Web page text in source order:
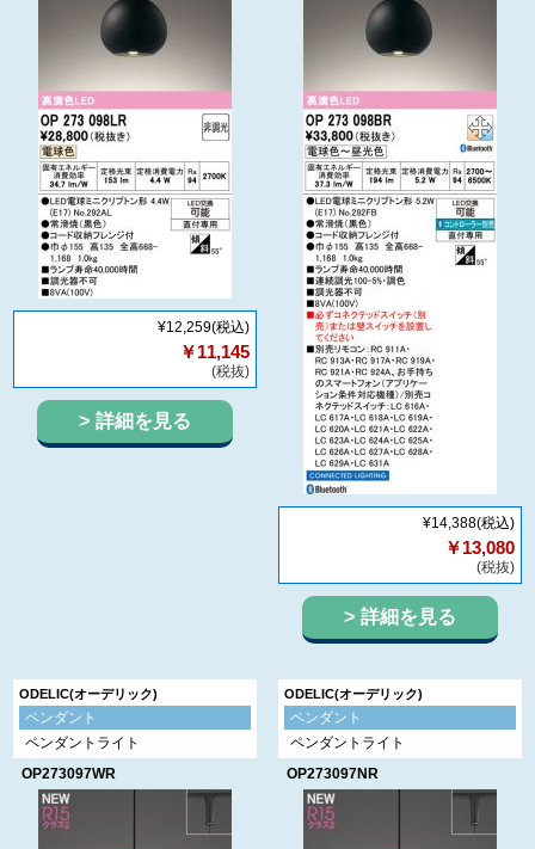
¥12,259(税込)
￥11,145
(税抜)
詳細を見る
¥14,388(税込)
￥13,080
(税抜)
詳細を見る
ODELIC(オーデリック)
ペンダント
ペンダントライト
OP273097WR
ODELIC(オーデリック)
ペンダント
ペンダントライト
OP273097NR